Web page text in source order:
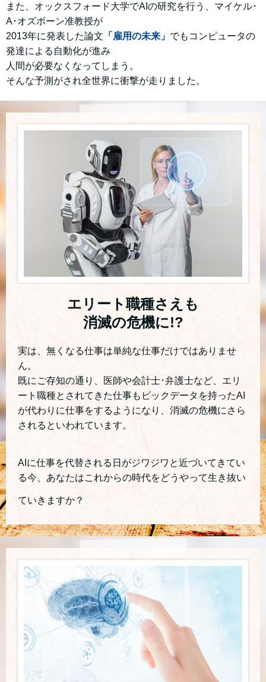
また、オックスフォード大学でAIの研究を行う、マイケル･
A･オズボーン准教授が
2013年に発表した論文 「雇用の未来」 でもコンピュータの
発達による自動化が進み
人間が必要なくなってしまう。
そんな予測がされ全世界に衝撃が走りました。
エリート職種さえも
消滅の危機に!?
実は、無くなる仕事は単純な仕事だけではありませ
ん。
既にご存知の通り、医師や会計士･弁護士など、エリ
ート職種とされてきた仕事も ビックデータを持ったAI
が代わりに仕事をするようになり、消滅の危機にさら
されるといわれています。
AIに仕事を代替される日がジワジワと近づいてきてい
る今、あなたはこれからの時代をどうやって生き抜い
ていきますか？